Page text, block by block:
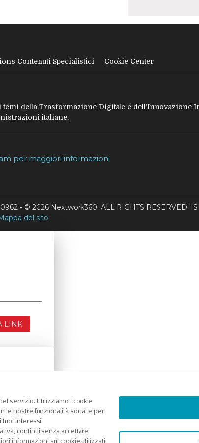
servizio. Utilizziamo i cookie
le nostre funzionalità social e per
tuoi interessi.
continui senza accettare.
informazioni sui cookie utilizzati,
Contenuti Specialistici Cookie Center
della Trasformazione Digitale e dell’Innovazione
italiane.
per maggiori informazioni
- © 2026 Nextwork360. ALL RIGHTS RESERVED.
del sito
LINK
LINK